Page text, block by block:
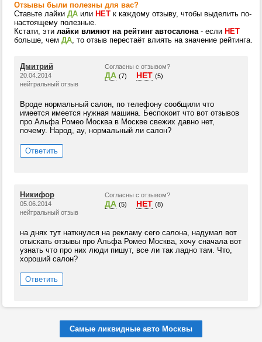
Отзывы были полезны для вас?
Ставьте лайки ДА или НЕТ к каждому отзыву, чтобы выделить по-
настоящему полезные.
Кстати, эти лайки влияют на рейтинг автосалона- если НЕТ
больше, чем ДА, то отзыв перестаёт влиять на значение рейтинга.
Дмитрий
20.04.2014
нейтральный отзыв
Согласны с отзывом?
ДА (7) НЕТ (5)
Вроде нормальный салон, по телефону сообщили что
имеется имеется нужная машина. Беспокоит что вот отзывов
про Альфа Ромео Москва в Москве свежих давно нет,
почему. Народ, ау, нормальный ли салон?
Ответить
Никифор
05.06.2014
нейтральный отзыв
Согласны с отзывом?
ДА (5) НЕТ (8)
на днях тут наткнулся на рекламу сего салона, надумал вот
отыскать отзывы про Альфа Ромео Москва, хочу сначала вот
узнать что про них люди пишут, все ли так ладно там. Что,
хороший салон?
Ответить
Самые ликвидные авто Москвы